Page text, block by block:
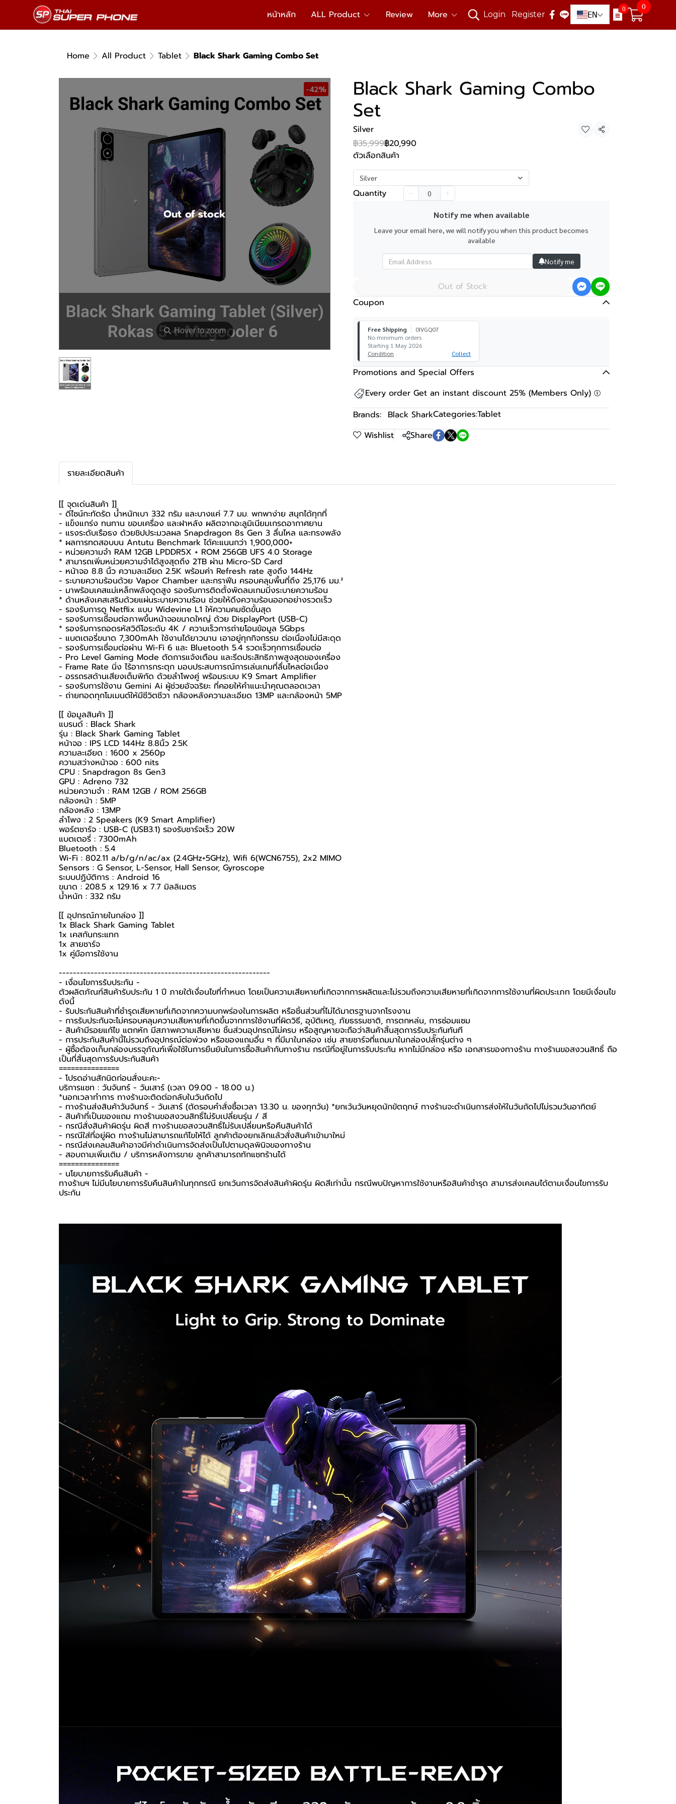
หน้าหลัก ALL Product Review More Login Register EN
0 0
Home All Product Tablet Black Shark Gaming Combo Set
⚲Hover to zoom
-42%
Out of stock
Black Shark Gaming Combo
Set
Silver
Share
฿35,999฿20,990
ตัวเลือกสินค้า
Silver
Quantity
Notify me when available
Leave your email here, we will notify you when this product becomes
available
Notify me
Out of Stock
Coupon
Free Shipping
0IVGQ07
No minimum orders
Starting 1 May 2026
Condition
Collect
Promotions and Special Offers
Every order Get an instant discount 25% (Members Only)
Brands: Black SharkCategories:Tablet
Wishlist
Share
รายละเอียดสินค้า
[[ จุดเด่นสินค้า ]]
- ดีไซน์กะทัดรัด น้ำหนักเบา 332 กรัม และบางแค่ 7.7 มม. พกพาง่าย สนุกได้ทุกที่
- แข็งแกร่ง ทนทาน ขอบเครื่อง และฝาหลัง ผลิตจากอะลูมิเนียมเกรดอากาศยาน
- แรงระดับเรือธง ด้วยชิปประมวลผล Snapdragon 8s Gen 3 ลื่นไหล และทรงพลัง
* ผลการทดสอบบน Antutu Benchmark ได้คะแนนกว่า 1,900,000+
- หน่วยความจำ RAM 12GB LPDDR5X + ROM 256GB UFS 4.0 Storage
* สามารถเพิ่มหน่วยความจำได้สูงสุดถึง 2TB ผ่าน Micro-SD Card
- หน้าจอ 8.8 นิ้ว ความละเอียด 2.5K พร้อมค่า Refresh rate สูงถึง 144Hz
- ระบายความร้อนด้วย Vapor Chamber และกราฟีน ครอบคลุมพื้นที่ถึง 25,176 มม.²
- มาพร้อมเคสแม่เหล็กพลังดูดสูง รองรับการติดตั้งพัดลมเกมมิ่งระบายความร้อน
* ด้านหลังเคสเสริมด้วยแผ่นระบายความร้อน ช่วยให้ดึงความร้อนออกอย่างรวดเร็ว
- รองรับการดู Netflix แบบ Widevine L1 ให้ความคมชัดขั้นสุด
- รองรับการเชื่อมต่อภาพขึ้นหน้าจอขนาดใหญ่ ด้วย DisplayPort (USB-C)
* รองรับการถอดรหัสวิดีโอระดับ 4K / ความเร็วการถ่ายโอนข้อมูล 5Gbps
- แบตเตอรี่ขนาด 7,300mAh ใช้งานได้ยาวนาน เอาอยู่ทุกกิจกรรม ต่อเนื่องไม่มีสะดุด
- รองรับการเชื่อมต่อผ่าน Wi-Fi 6 และ Bluetooth 5.4 รวดเร็วทุกการเชื่อมต่อ
- Pro Level Gaming Mode ตัดการแจ้งเตือน และรีดประสิทธิภาพสูงสุดของเครื่อง
- Frame Rate นิ่ง ไร้อาการกระตุก มอบประสบการณ์การเล่นเกมที่ลื่นไหลต่อเนื่อง
- อรรถรสด้านเสียงเต็มพิกัด ด้วยลำโพงคู่ พร้อมระบบ K9 Smart Amplifier
- รองรับการใช้งาน Gemini Ai ผู้ช่วยอัจฉริยะ ที่คอยให้คำแนะนำคุณตลอดเวลา
- ถ่ายทอดทุกโมเมนต์ให้มีชีวิตชีวา กล้องหลังความละเอียด 13MP และกล้องหน้า 5MP
[[ ข้อมูลสินค้า ]]
แบรนด์ : Black Shark
รุ่น : Black Shark Gaming Tablet
หน้าจอ : IPS LCD 144Hz 8.8นิ้ว 2.5K
ความละเอียด : 1600 x 2560p
ความสว่างหน้าจอ : 600 nits
CPU : Snapdragon 8s Gen3
GPU : Adreno 732
หน่วยความจำ : RAM 12GB / ROM 256GB
กล้องหน้า : 5MP
กล้องหลัง : 13MP
ลำโพง : 2 Speakers (K9 Smart Amplifier)
พอร์ตชาร์จ : USB-C (USB3.1) รองรับชาร์จเร็ว 20W
แบตเตอรี่ : 7300mAh
Bluetooth : 5.4
Wi-Fi : 802.11 a/b/g/n/ac/ax (2.4GHz+5GHz), Wifi 6(WCN6755), 2x2 MIMO
Sensors : G Sensor, L-Sensor, Hall Sensor, Gyroscope
ระบบปฏิบัติการ : Android 16
ขนาด : 208.5 x 129.16 x 7.7 มิลลิเมตร
น้ำหนัก : 332 กรัม
[[ อุปกรณ์ภายในกล่อง ]]
1x Black Shark Gaming Tablet
1x เคสกันกระแทก
1x สายชาร์จ
1x คู่มือการใช้งาน
------------------------------------------------------------
-️ เงื่อนไขการรับประกัน -️
ตัวผลิตภัณฑ์สินค้ารับประกัน 1 ปี ภายใต้เงื่อนไขที่กำหนด โดยเป็นความเสียหายที่เกิดจากการผลิตและไม่รวมถึงความเสียหายที่เกิดจากการใช้งานที่ผิดประเภท โดยมีเงื่อนไข
ดังนี้
- รับประกันสินค้าที่ชำรุดเสียหายที่เกิดจากความบกพร่องในการผลิต หรือชิ้นส่วนที่ไม่ได้มาตรฐานจากโรงงาน
- การรับประกันจะไม่ครอบคลุมความเสียหายที่เกิดขึ้นจากการใช้งานที่ผิดวิธี, อุบัติเหตุ, ภัยธรรมชาติ, การตกหล่น, การซ่อมแซม
- สินค้ามีรอยแก้ไข แตกหัก มีสภาพความเสียหาย ชิ้นส่วนอุปกรณ์ไม่ครบ หรือสูญหายจะถือว่าสินค้าสิ้นสุดการรับประกันทันที
- การประกันสินค้านี้ไม่รวมถึงอุปกรณ์ต่อพ่วง หรือของแถมอื่น ๆ ที่มีมาในกล่อง เช่น สายชาร์จที่แถมมาในกล่องปลั๊กรุ่นต่าง ๆ
-️ ผู้ซื้อต้องเก็บกล่องบรรจุภัณฑ์เพื่อใช้ในการยืนยันในการซื้อสินค้ากับทางร้าน กรณีที่อยู่ในการรับประกัน หากไม่มีกล่อง หรือ เอกสารของทางร้าน ทางร้านขอสงวนสิทธิ์ ถือ
เป็นที่สิ้นสุดการรับประกันสินค้า
===============
-️ โปรดอ่านสักนิดก่อนสั่งนะคะ-️
บริการแชท : วันจันทร์ - วันเสาร์ (เวลา 09.00 - 18.00 น.)
*นอกเวลาทำการ ทางร้านจะติดต่อกลับในวันถัดไป
- ทางร้านส่งสินค้าวันจันทร์ - วันเสาร์ (ตัดรอบคำสั่งซื้อเวลา 13.30 น. ของทุกวัน) *ยกเว้นวันหยุดนักขัตฤกษ์ ทางร้านจะดำเนินการส่งให้ในวันถัดไปไม่รวมวันอาทิตย์
- สินค้าที่เป็นของแถม ทางร้านขอสงวนสิทธิ์ไม่รับเปลี่ยนรุ่น / สี
- กรณีสั่งสินค้าผิดรุ่น ผิดสี ทางร้านขอสงวนสิทธิ์ไม่รับเปลี่ยนหรือคืนสินค้าได้
- กรณีใส่ที่อยู่ผิด ทางร้านไม่สามารถแก้ไขให้ได้ ลูกค้าต้องยกเลิกแล้วสั่งสินค้าเข้ามาใหม่
- กรณีส่งเคลมสินค้าอาจมีค่าดำเนินการจัดส่งเป็นไปตามดุลพินิจของทางร้าน
- สอบถามเพิ่มเติม / บริการหลังการขาย ลูกค้าสามารถทักแชทร้านได้
===============
-️ นโยบายการรับคืนสินค้า -️
ทางร้านฯ ไม่มีนโยบายการรับคืนสินค้าในทุกกรณี ยกเว้นการจัดส่งสินค้าผิดรุ่น ผิดสีเท่านั้น กรณีพบปัญหาการใช้งานหรือสินค้าชำรุด สามารส่งเคลมได้ตามเงื่อนไขการรับ
ประกัน